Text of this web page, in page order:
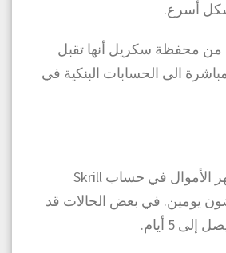
أسرع.
من محفظة سكريل أنها تقبل
الى الحسابات البنكية في
بشكل عام، ستظهر الأموال في حساب Skrill
يومين. في بعض الحالات قد
5 أيام.